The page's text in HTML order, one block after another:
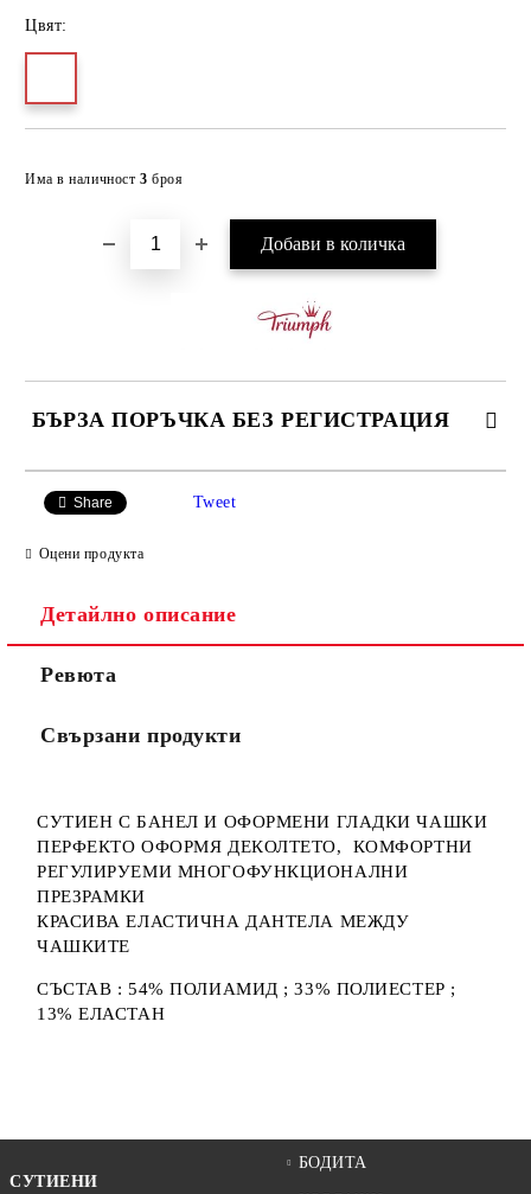
Цвят:
Има в наличност 3 броя
БЪРЗА ПОРЪЧКА БЕЗ РЕГИСТРАЦИЯ
Share Tweet
Оцени продукта
Детайлно описание
Ревюта
Свързани продукти
СУТИЕН С БАНЕЛ И ОФОРМЕНИ ГЛАДКИ ЧАШКИ
ПЕРФЕКТО ОФОРМЯ ДЕКОЛТЕТО, КОМФОРТНИ
РЕГУЛИРУЕМИ МНОГОФУНКЦИОНАЛНИ
ПРЕЗРАМКИ
КРАСИВА ЕЛАСТИЧНА ДАНТЕЛА МЕЖДУ
ЧАШКИТЕ
СЪСТАВ : 54% ПОЛИАМИД ; 33% ПОЛИЕСТЕР ;
13% ЕЛАСТАН
СУТИЕНИ
БОДИТА